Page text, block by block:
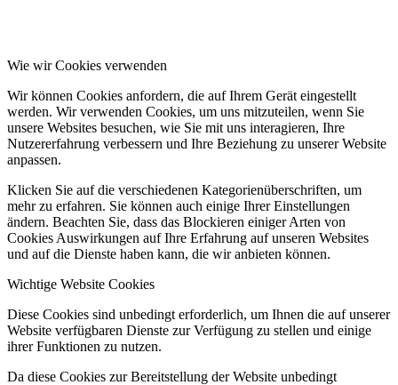
Wie wir Cookies verwenden
Wir können Cookies anfordern, die auf Ihrem Gerät eingestellt
werden. Wir verwenden Cookies, um uns mitzuteilen, wenn Sie
unsere Websites besuchen, wie Sie mit uns interagieren, Ihre
Nutzererfahrung verbessern und Ihre Beziehung zu unserer Website
anpassen.
Klicken Sie auf die verschiedenen Kategorienüberschriften, um
mehr zu erfahren. Sie können auch einige Ihrer Einstellungen
ändern. Beachten Sie, dass das Blockieren einiger Arten von
Cookies Auswirkungen auf Ihre Erfahrung auf unseren Websites
und auf die Dienste haben kann, die wir anbieten können.
Wichtige Website Cookies
Diese Cookies sind unbedingt erforderlich, um Ihnen die auf unserer
Website verfügbaren Dienste zur Verfügung zu stellen und einige
ihrer Funktionen zu nutzen.
Da diese Cookies zur Bereitstellung der Website unbedingt